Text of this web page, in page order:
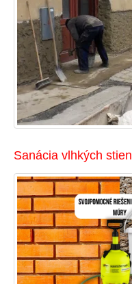
Sanácia vlhkých stien